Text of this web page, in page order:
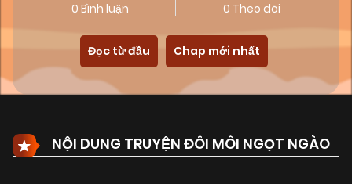
0 Bình luận 0 Theo dõi
Đọc từ đầu Chap mới nhất
NỘI DUNG TRUYỆN ĐÔI MÔI NGỌT NGÀO